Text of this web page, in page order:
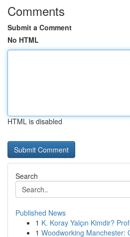
Comments
Submit a Comment
No HTML
HTML is disabled
Search
Published News
1 K. Koray Yalçın Kimdir?
1 Woodworking Manchester: